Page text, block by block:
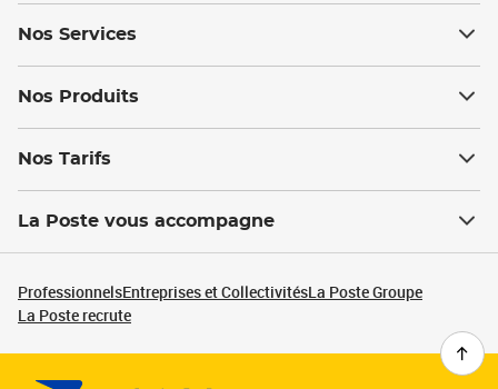
Nos Services
Nos Produits
Nos Tarifs
La Poste vous accompagne
ProfessionnelsEntreprises et CollectivitésLa Poste Groupe
La Poste recrute